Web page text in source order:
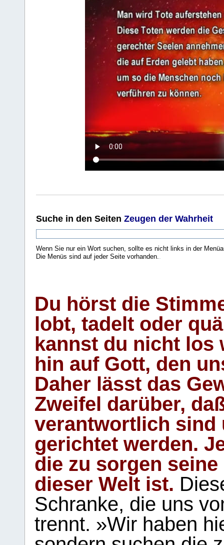
Suche in den Seiten Zeugen der Wahrheit
Wenn Sie nur ein Wort suchen, sollte es nicht links in der
Die Menüs sind auf jeder Seite vorhanden..
Du hörst die
lobt, tadelt oder
kannst du nicht los
hin auf Gott, den
Daher lässt das
Zweifel darüber,
verantwortlich sind
gerichtet werden.
die zu sorgen
dieser Welt ist.
Schranke, die uns
trennt. »Wir haben